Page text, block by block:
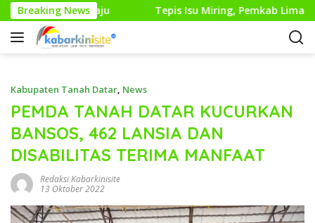
a
Breaking News
Perubahan Maju Tepis Isu Miring, Pemkab Lima
Kabupaten Tanah Datar, News
PEMDA TANAH DATAR KUCURKAN
BANSOS, 462 LANSIA DAN
DISABILITAS TERIMA MANFAAT
Redaksi Kabarkinisite
13 Oktober 2022